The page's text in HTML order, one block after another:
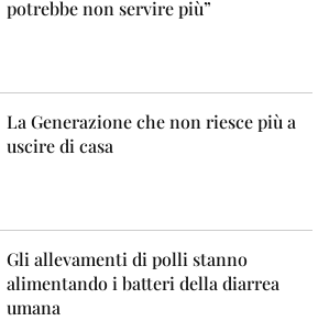
potrebbe non servire più”
La Generazione che non riesce più a
uscire di casa
Gli allevamenti di polli stanno
alimentando i batteri della diarrea
umana